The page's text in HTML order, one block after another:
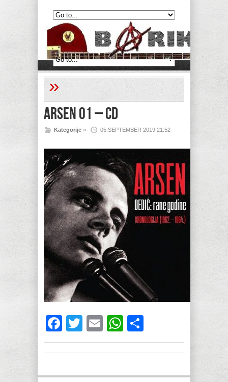
»
Arsen 01 – CD
05.SEPTEMBER 2019 21:52
Kategorije »
Facebook
Twitter
EmailWhatsApp